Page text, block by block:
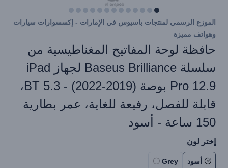
الموزع الرسمي لمنتجات باسيوس في الإمارات - إكسسوارات سيارات
وهواتف مميزة
حافظة لوحة المفاتيح المغناطيسية من
سلسلة Baseus Brilliance لجهاز iPad
Pro 12.9 بوصة (2019-2022) - BT 5.3،
قابلة للفصل، رفيعة للغاية، عمر بطارية
150 ساعة - أسود
إختر لون
أسود Grey